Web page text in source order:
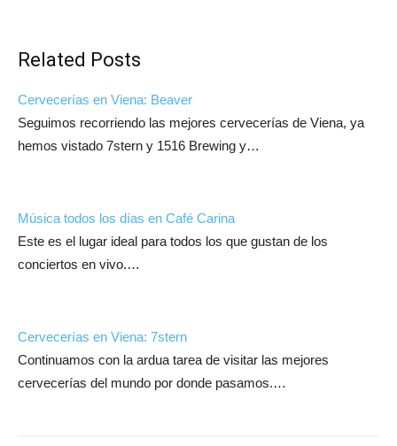
Related Posts
Cervecerías en Viena: Beaver
Seguimos recorriendo las mejores cervecerías de Viena, ya
hemos vistado 7stern y 1516 Brewing y…
Música todos los días en Café Carina
Este es el lugar ideal para todos los que gustan de los
conciertos en vivo.…
Cervecerías en Viena: 7stern
Continuamos con la ardua tarea de visitar las mejores
cervecerías del mundo por donde pasamos.…